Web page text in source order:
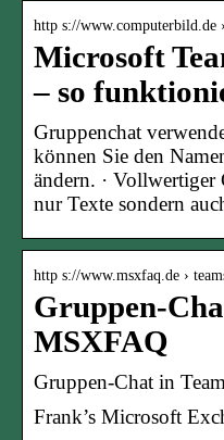
http s://www.computerbild.de
Microsoft
– so
Gruppenchat
können Sie den
ändern. ·
nur Texte sondern
http s://www.msxfaq.de ›
Gruppen-
MSXFAQ
Gruppen-Chat in
Frank’s Microsoft